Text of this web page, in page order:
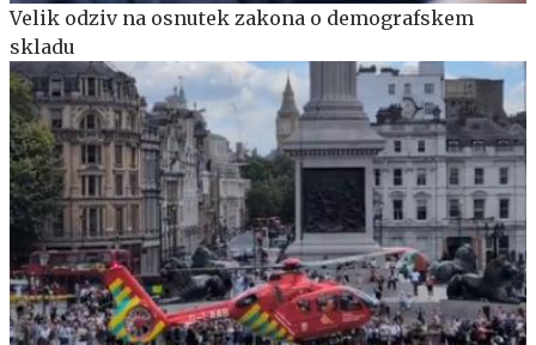
Velik odziv na osnutek zakona o demografskem
skladu